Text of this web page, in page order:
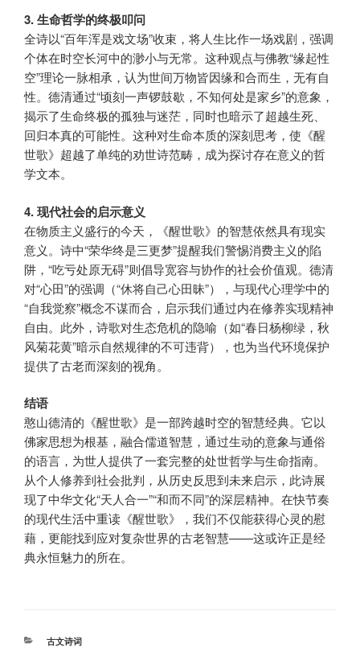
3. 生命哲学的终极叩问
全诗以“百年浑是戏文场”收束，将人生比作一场戏剧，强调
个体在时空长河中的渺小与无常。这种观点与佛教“缘起性
空”理论一脉相承，认为世间万物皆因缘和合而生，无有自
性。德清通过“顷刻一声锣鼓歇，不知何处是家乡”的意象，
揭示了生命终极的孤独与迷茫，同时也暗示了超越生死、
回归本真的可能性。这种对生命本质的深刻思考，使《醒
世歌》超越了单纯的劝世诗范畴，成为探讨存在意义的哲
学文本。
4. 现代社会的启示意义
在物质主义盛行的今天，《醒世歌》的智慧依然具有现实
意义。诗中“荣华终是三更梦”提醒我们警惕消费主义的陷
阱，“吃亏处原无碍”则倡导宽容与协作的社会价值观。德清
对“心田”的强调（“休将自己心田昧”），与现代心理学中的
“自我觉察”概念不谋而合，启示我们通过内在修养实现精神
自由。此外，诗歌对生态危机的隐喻（如“春日杨柳绿，秋
风菊花黄”暗示自然规律的不可违背），也为当代环境保护
提供了古老而深刻的视角。
结语
憨山德清的《醒世歌》是一部跨越时空的智慧经典。它以
佛家思想为根基，融合儒道智慧，通过生动的意象与通俗
的语言，为世人提供了一套完整的处世哲学与生命指南。
从个人修养到社会批判，从历史反思到未来启示，此诗展
现了中华文化“天人合一”“和而不同”的深层精神。在快节奏
的现代生活中重读《醒世歌》，我们不仅能获得心灵的慰
藉，更能找到应对复杂世界的古老智慧——这或许正是经
典永恒魅力的所在。
分
古文诗词